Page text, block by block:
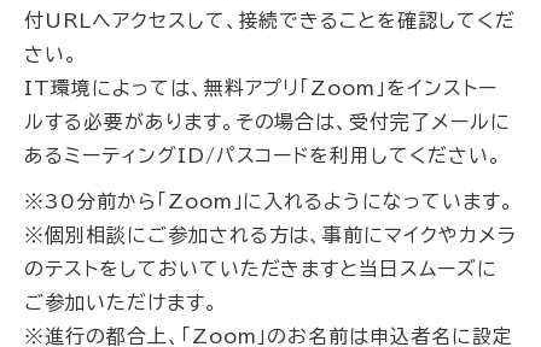
付URLへアクセスして、接続できることを確認してくだ
さい。
IT環境によっては、無料アプリ「Zoom」をインストー
ルする必要があります。その場合は、受付完了メールに
あるミーティングID/パスコードを利用してください。
※30分前から「Zoom」に入れるようになっています。
※個別相談にご参加される方は、事前にマイクやカメラ
のテストをしておいていただきますと当日スムーズに
ご参加いただけます。
※進行の都合上、「Zoom」のお名前は申込者名に設定